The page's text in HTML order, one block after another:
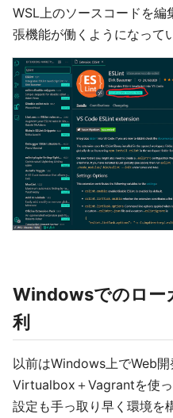
WSL上のソースコードを編
張機能が働くようになって
Windowsでのロー
利
以前はWindows上でWeb
Virtualbox＋Vagrantを使
設定も手っ取り早く環境を